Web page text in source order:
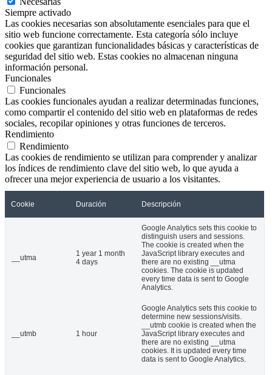
Siempre activado
Las cookies necesarias son absolutamente esenciales para que el
sitio web funcione correctamente. Esta categoría sólo incluye
cookies que garantizan funcionalidades básicas y características de
seguridad del sitio web. Estas cookies no almacenan ninguna
información personal.
Funcionales
Funcionales
Las cookies funcionales ayudan a realizar determinadas funciones,
como compartir el contenido del sitio web en plataformas de redes
sociales, recopilar opiniones y otras funciones de terceros.
Rendimiento
Rendimiento
Las cookies de rendimiento se utilizan para comprender y analizar
los índices de rendimiento clave del sitio web, lo que ayuda a
ofrecer una mejor experiencia de usuario a los visitantes.
Cookie Duración Descripción
__utma
1 year 1 month
4 days
Google Analytics sets this cookie to
distinguish users and sessions.
The cookie is created when the
JavaScript library executes and
there are no existing __utma
cookies. The cookie is updated
every time data is sent to Google
Analytics.
__utmb 1 hour
Google Analytics sets this cookie to
determine new sessions/visits.
__utmb cookie is created when the
JavaScript library executes and
there are no existing __utma
cookies. It is updated every time
data is sent to Google Analytics.